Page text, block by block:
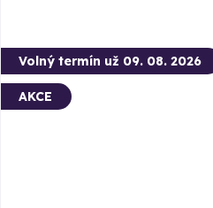
Volný termín už 09. 08. 2026
AKCE